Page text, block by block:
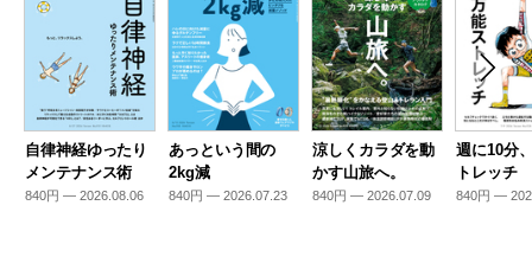
自律神経ゆったり
メンテナンス術
840円 — 2026.08.06
あっという間の
2kg減
840円 — 2026.07.23
涼しくカラダを動
かす山旅へ。
840円 — 2026.07.09
週に10分
トレッチ
840円 —